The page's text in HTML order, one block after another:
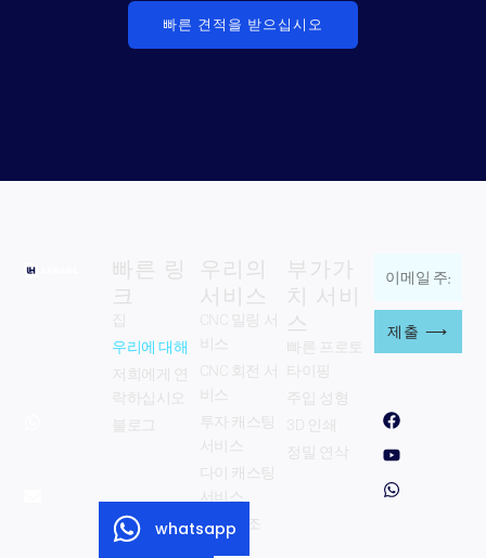
빠른 견적을 받으십시오
+8615333853330
industry.com
빠른 링
크
집
우리에 대해
저희에게 연
락하십시오
블로그
우리의
서비스
CNC 밀링 서
비스
CNC 회전 서
비스
투자 캐스팅
서비스
다이 캐스팅
서비스
판금 제조
부가가
치 서비
스
빠른 프로토
타이핑
주입 성형
3D 인쇄
정밀 연삭
일
주
를
하
제출 ⟶
페
이
스
북
Y
o
u
T
u
b
w
h
a
t
s
a
whatsapp